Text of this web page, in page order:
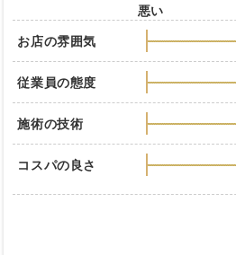
悪い
お店の雰囲気
従業員の態度
施術の技術
コスパの良さ